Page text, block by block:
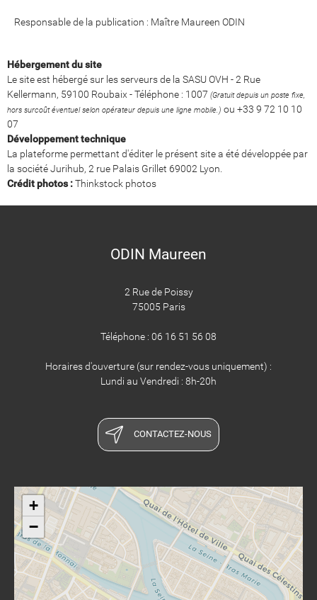
Responsable de la publication : Maître Maureen ODIN
Hébergement du site
Le site est hébergé sur les serveurs de la SASU OVH - 2 Rue
Kellermann, 59100 Roubaix - Téléphone : 1007 (Gratuit depuis un poste fixe,
hors surcoût éventuel selon opérateur depuis une ligne mobile.) ou +33 9 72 10 10
07
Développement technique
La plateforme permettant d'éditer le présent site a été développée par
la société Jurihub, 2 rue Palais Grillet 69002 Lyon.
Crédit photos :Thinkstock photos
ODIN Maureen
2 Rue de Poissy
75005 Paris
Téléphone : 06 16 51 56 08
Horaires d'ouverture (sur rendez-vous uniquement) :
Lundi au Vendredi : 8h-20h
CONTACTEZ-NOUS
+
−